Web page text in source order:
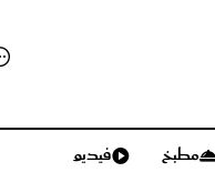
مطبخ فيديو